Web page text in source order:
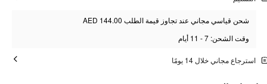
شحن قياسي مجاني عند تجاوز قيمة الطلب AED 144.00
وقت الشحن: 7 - 11 أيام
استرجاع مجاني خلال 14 يومًا